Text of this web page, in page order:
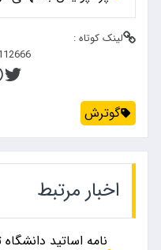
لینک کوتاه :
گوترش
اخبار مرتبط
نامه اساتید